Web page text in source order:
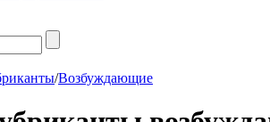
/Возбуждающие